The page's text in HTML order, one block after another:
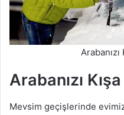
Arabanızı
Arabanızı
Mevsim geçişlerinde